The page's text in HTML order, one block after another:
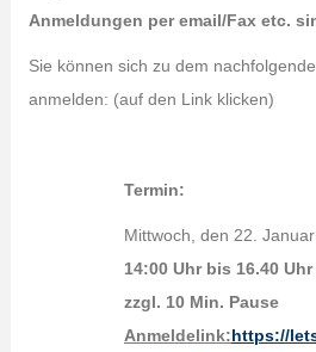
Anmeldungen per email/Fax etc.
Sie können sich zu dem
anmelden: (auf den Link klicken)
Termin:
Mittwoch, den 22.
14:00 Uhr bis 16.40
zzgl. 10 Min. Pause
Anmeldelink:https://